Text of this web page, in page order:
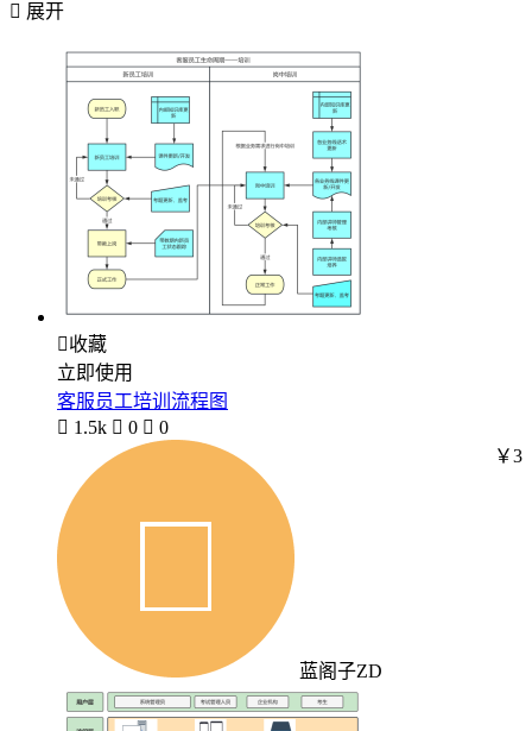
 展开
收藏
立即使用
客服员工培训流程图
 1.5k  0  0
蓝阁子ZD
￥3